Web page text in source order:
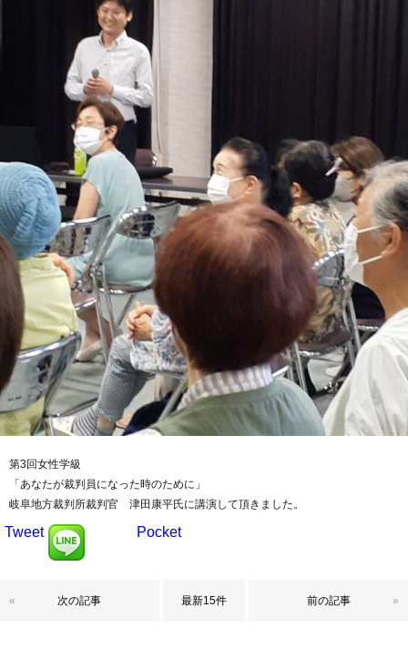
第3回女性学級
「あなたが裁判員になった時のために」
岐阜地方裁判所裁判官 津田康平氏に講演して頂きました。
Tweet Pocket
次の記事
« 最新15件 前の記事 »